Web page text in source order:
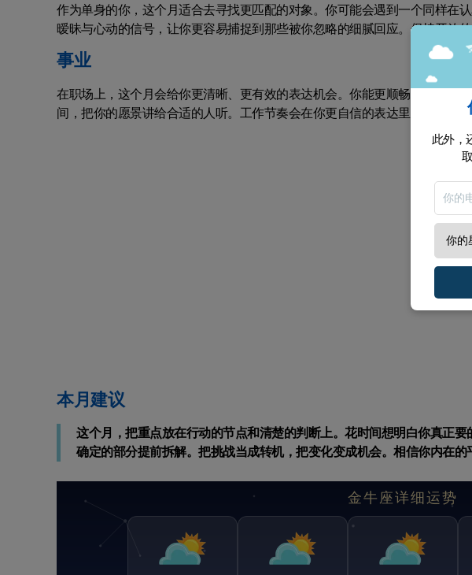
作为单身的你，这个月适合去寻找更匹配的对象。你可能会遇到一个同样在
暧昧与心动的信号，让你更容易捕捉到那些被你忽略的细腻回应。保持开放
事业
在职场上，这个月会给你更清晰、更有效的表达机会。你能更顺畅地把想法
间，把你的愿景讲给合适的人听。工作节奏会在你更自信的表达里加速。你
本月建议
这个月，把重点放在行动的节点和清楚的判断上。花时间想明白你真正
确定的部分提前拆解。把挑战当成转机，把变化变成机会。相信你内在的
金牛座详细运势
此外，